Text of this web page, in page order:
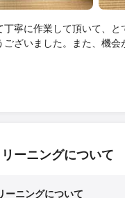
寧に作業して頂いて、と
ございました。また、機
ーニングについて
ーニングについて